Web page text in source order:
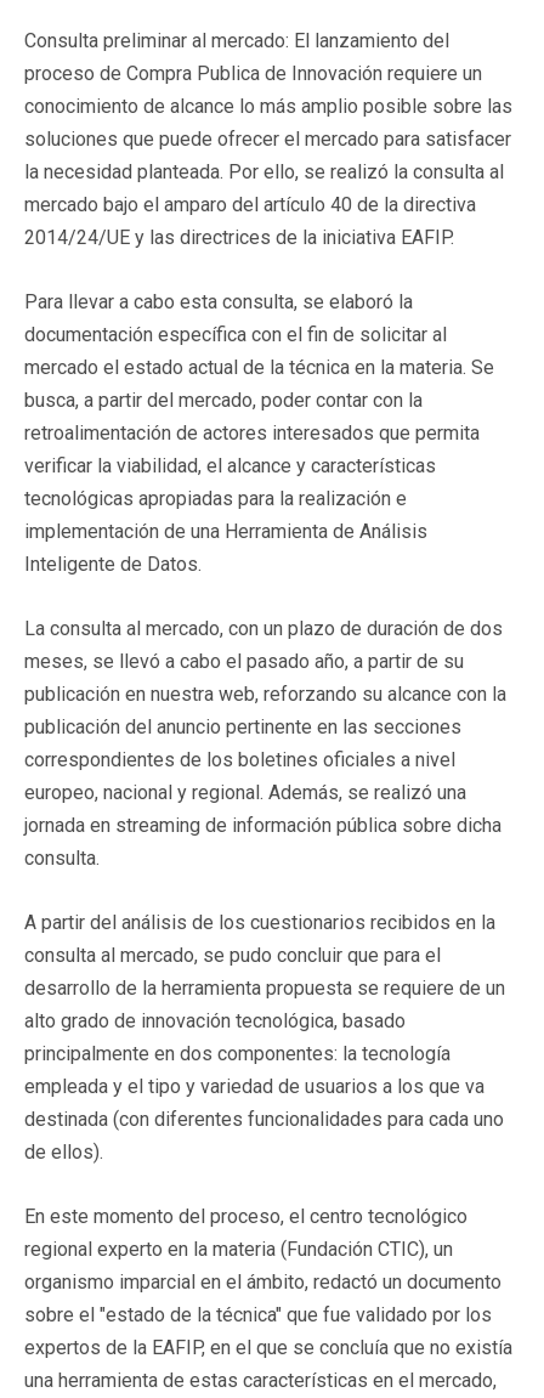
Consulta preliminar al mercado: El lanzamiento del
proceso de Compra Publica de Innovación requiere un
conocimiento de alcance lo más amplio posible sobre las
soluciones que puede ofrecer el mercado para satisfacer
la necesidad planteada. Por ello, se realizó la consulta al
mercado bajo el amparo del artículo 40 de la directiva
2014/24/UE y las directrices de la iniciativa EAFIP.
Para llevar a cabo esta consulta, se elaboró la
documentación específica con el fin de solicitar al
mercado el estado actual de la técnica en la materia. Se
busca, a partir del mercado, poder contar con la
retroalimentación de actores interesados que permita
verificar la viabilidad, el alcance y características
tecnológicas apropiadas para la realización e
implementación de una Herramienta de Análisis
Inteligente de Datos.
La consulta al mercado, con un plazo de duración de dos
meses, se llevó a cabo el pasado año, a partir de su
publicación en nuestra web, reforzando su alcance con la
publicación del anuncio pertinente en las secciones
correspondientes de los boletines oficiales a nivel
europeo, nacional y regional. Además, se realizó una
jornada en streaming de información pública sobre dicha
consulta.
A partir del análisis de los cuestionarios recibidos en la
consulta al mercado, se pudo concluir que para el
desarrollo de la herramienta propuesta se requiere de un
alto grado de innovación tecnológica, basado
principalmente en dos componentes: la tecnología
empleada y el tipo y variedad de usuarios a los que va
destinada (con diferentes funcionalidades para cada uno
de ellos).
En este momento del proceso, el centro tecnológico
regional experto en la materia (Fundación CTIC), un
organismo imparcial en el ámbito, redactó un documento
sobre el "estado de la técnica" que fue validado por los
expertos de la EAFIP, en el que se concluía que no existía
una herramienta de estas características en el mercado,